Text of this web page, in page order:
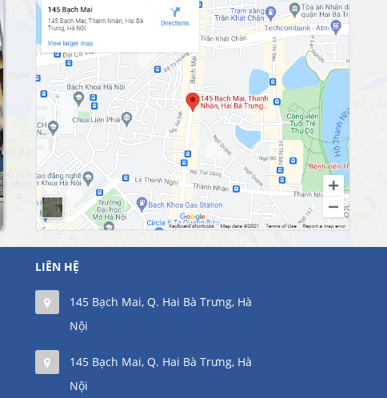
LIÊN HỆ
145 Bạch Mai, Q. Hai Bà Trưng, Hà
Nội
145 Bạch Mai, Q. Hai Bà Trưng, Hà
Nội